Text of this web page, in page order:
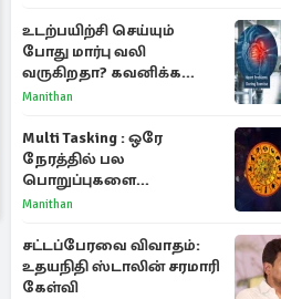
உடற்பயிற்சி செய்யும்
போது மார்பு வலி
வருகிறதா? கவனிக்க
வேண்டிய எச்சரிக்கை
Manithan
Multi Tasking : ஒரே
நேரத்தில் பல
பொறுப்புகளை
கையாளும் டாப் 3 ராசிகள்!
Manithan
சட்டப்பேரவை விவாதம்:
உதயநிதி ஸ்டாலின் சரமாரி
கேள்வி